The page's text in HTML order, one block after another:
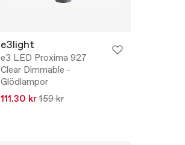
e3light
e3 LED Proxima 927
Clear Dimmable -
Glödlampor
111.30 kr 159 kr